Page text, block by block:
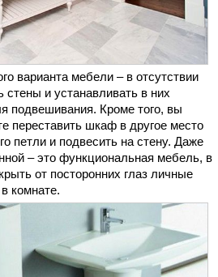
варианта мебели – в отсутствии
стены и устанавливать в них
подвешивания. Кроме того, вы
переставить шкаф в другое место
петли и подвесить на стену. Даже
– это функциональная мебель, в
от посторонних глаз личные
комнате.